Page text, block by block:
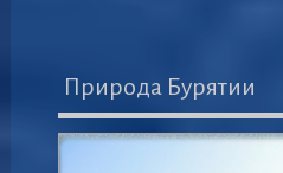
Природа Бурятии